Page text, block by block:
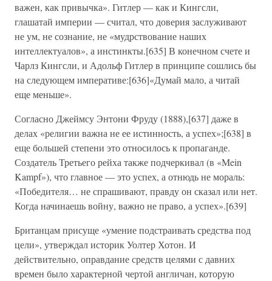
важен, как привычка». Гитлер — как и Кингсли,
глашатай империи — считал, что доверия заслуживают
не ум, не сознание, не «мудрствование наших
интеллектуалов», а инстинкты.[635] В конечном счете и
Чарлз Кингсли, и Адольф Гитлер в принципе сошлись бы
на следующем императиве:[636]«Думай мало, а читай
еще меньше».
Согласно Джеймсу Энтони Фруду (1888),[637] даже в
делах «религии важна не ее истинность, а успех»;[638] в
еще большей степени это относилось к пропаганде.
Создатель Третьего рейха также подчеркивал (в «Mein
Kampf»), что главное — это успех, а отнюдь не мораль:
«Победителя… не спрашивают, правду он сказал или нет.
Когда начинаешь войну, важно не право, а успех».[639]
Британцам присуще «умение подстраивать средства под
цели», утверждал историк Уолтер Хотон. И
действительно, оправдание средств целями с давних
времен было характерной чертой англичан, которую